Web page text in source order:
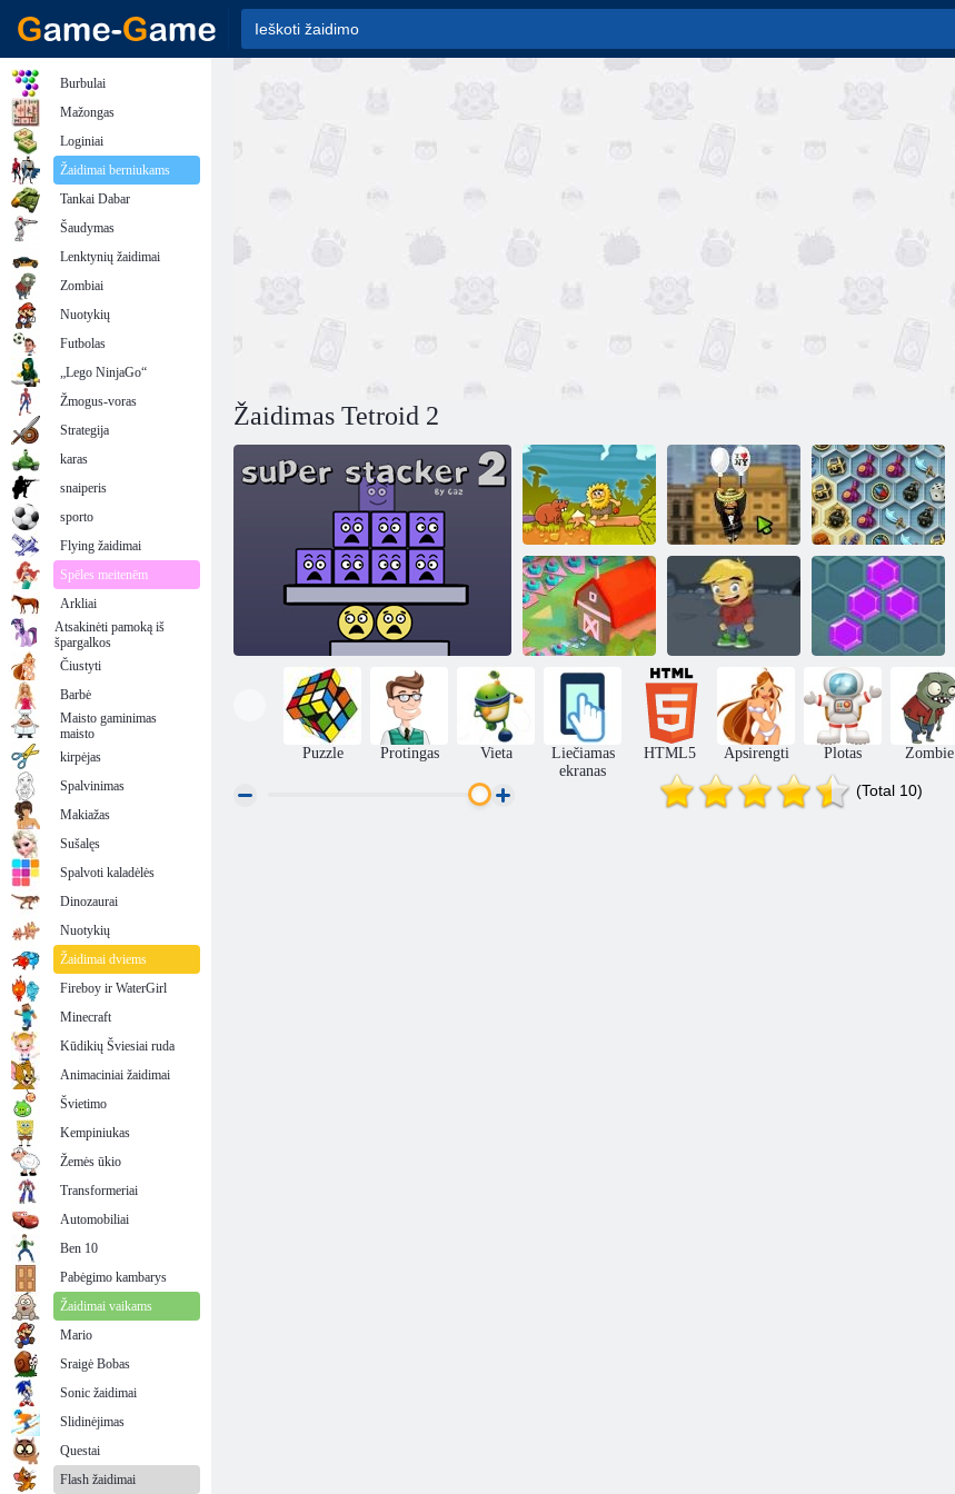
Žaidimas Tetroid 2
Adomas ir Ieva
„Amigo Pancho
2“: Niujorko
vakarėlis
Lobiai Mystic
jūros
2020 m.!
Perkrauti
Mano nuotykių
knyga 2
Hexa
Puzzle Protingas Vieta
Liečiamas
ekranas
HTML5 Apsirengti Plotas Zombie
(Total 10)
Burbulai
Mažongas
Loginiai
Žaidimai berniukams
Tankai Dabar
Šaudymas
Lenktynių žaidimai
Zombiai
Nuotykių
Futbolas
„Lego NinjaGo“
Žmogus-voras
Strategija
karas
snaiperis
sporto
Flying žaidimai
Spēles meitenēm
Arkliai
Atsakinėti pamoką iš
špargalkos
Čiustyti
Barbė
Maisto gaminimas
maisto
kirpėjas
Spalvinimas
Makiažas
Sušalęs
Spalvoti kaladėlės
Dinozaurai
Nuotykių
Žaidimai dviems
Fireboy ir WaterGirl
Minecraft
Kūdikių Šviesiai ruda
Animaciniai žaidimai
Švietimo
Kempiniukas
Žemės ūkio
Transformeriai
Automobiliai
Ben 10
Pabėgimo kambarys
Žaidimai vaikams
Mario
Sraigė Bobas
Sonic žaidimai
Slidinėjimas
Questai
Flash žaidimai